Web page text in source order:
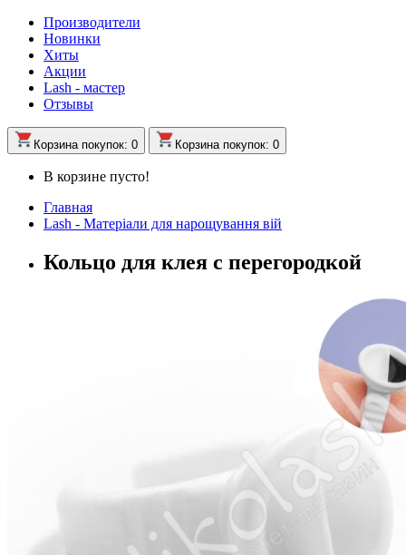
Производители
Новинки
Хиты
Акции
Lash - мастер
Отзывы
Корзина покупок: 0 Корзина покупок: 0
В корзине пусто!
Главная
Lash - Матеріали для нарощування вій
Кольцо для клея с перегородкой